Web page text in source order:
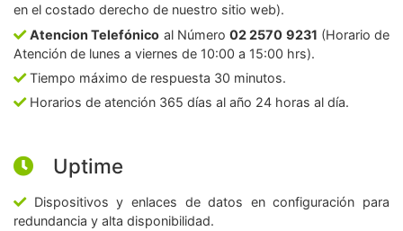
en el costado derecho de nuestro sitio web).
Atencion Telefónico al Número02 2570 9231 (Horario de
Atención de lunes a viernes de 10:00 a 15:00 hrs).
Tiempo máximo de respuesta 30 minutos.
Horarios de atención 365 días al año 24 horas al día.
Uptime
Dispositivos y enlaces de datos en configuración para
redundancia y alta disponibilidad.